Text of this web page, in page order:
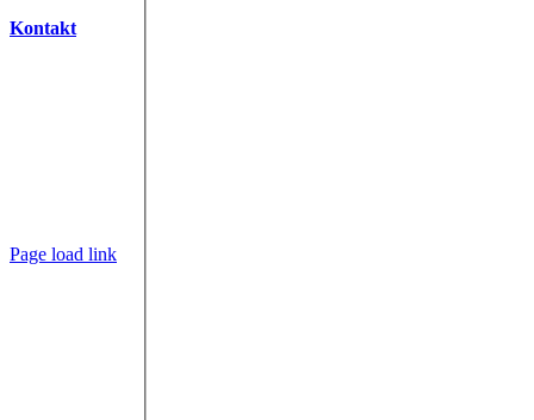
Kontakt
Page load link